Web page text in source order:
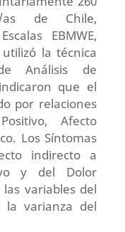
as de Chile,
EBMWE,
utilizó la técnica
Análisis de
que el
por relaciones
Afecto
Los Síntomas
indirecto a
y del Dolor
las variables del
la varianza del